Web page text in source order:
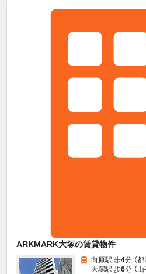
ARKMARK大塚の賃貸物件
向原駅 歩4分 （
大塚駅 歩6分 （山